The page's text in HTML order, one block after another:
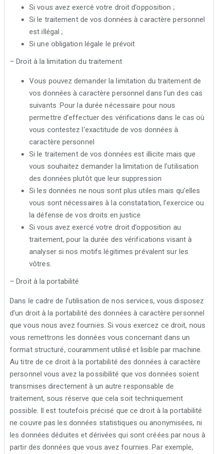
Si vous avez exercé votre droit d’opposition ;
Si le traitement de vos données à caractère personnel
est illégal ;
Si une obligation légale le prévoit
– Droit à la limitation du traitement
Vous pouvez demander la limitation du traitement de
vos données à caractère personnel dans l’un des cas
suivants :Pour la durée nécessaire pour nous
permettre d’effectuer des vérifications dans le cas où
vous contestez l’exactitude de vos données à
caractère personnel
Si le traitement de vos données est illicite mais que
vous souhaitez demander la limitation de l’utilisation
des données plutôt que leur suppression
Si les données ne nous sont plus utiles mais qu’elles
vous sont nécessaires à la constatation, l’exercice ou
la défense de vos droits en justice
Si vous avez exercé votre droit d’opposition au
traitement, pour la durée des vérifications visant à
analyser si nos motifs légitimes prévalent sur les
vôtres.
– Droit à la portabilité
Dans le cadre de l’utilisation de nos services, vous disposez
d’un droit à la portabilité des données à caractère personnel
que vous nous avez fournies. Si vous exercez ce droit, nous
vous remettrons les données vous concernant dans un
format structuré, couramment utilisé et lisible par machine.
Au titre de ce droit à la portabilité des données à caractère
personnel vous avez la possibilité que vos données soient
transmises directement à un autre responsable de
traitement, sous réserve que cela soit techniquement
possible. Il est toutefois précisé que ce droit à la portabilité
ne couvre pas les données statistiques ou anonymisées, ni
les données déduites et dérivées qui sont créées par nous à
partir des données que vous avez fournies. Par exemple,